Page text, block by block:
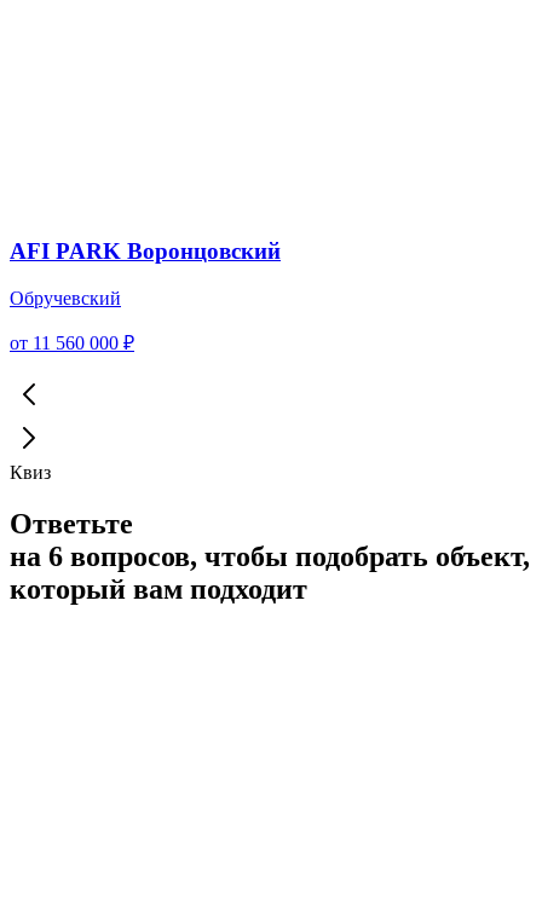
AFI PARK Воронцовский
Обручевский
от 11 560 000 ₽
Квиз
Ответьте
на 6 вопросов, чтобы подобрать объект,
который вам подходит